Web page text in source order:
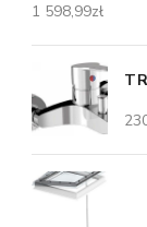
1 598,99zł